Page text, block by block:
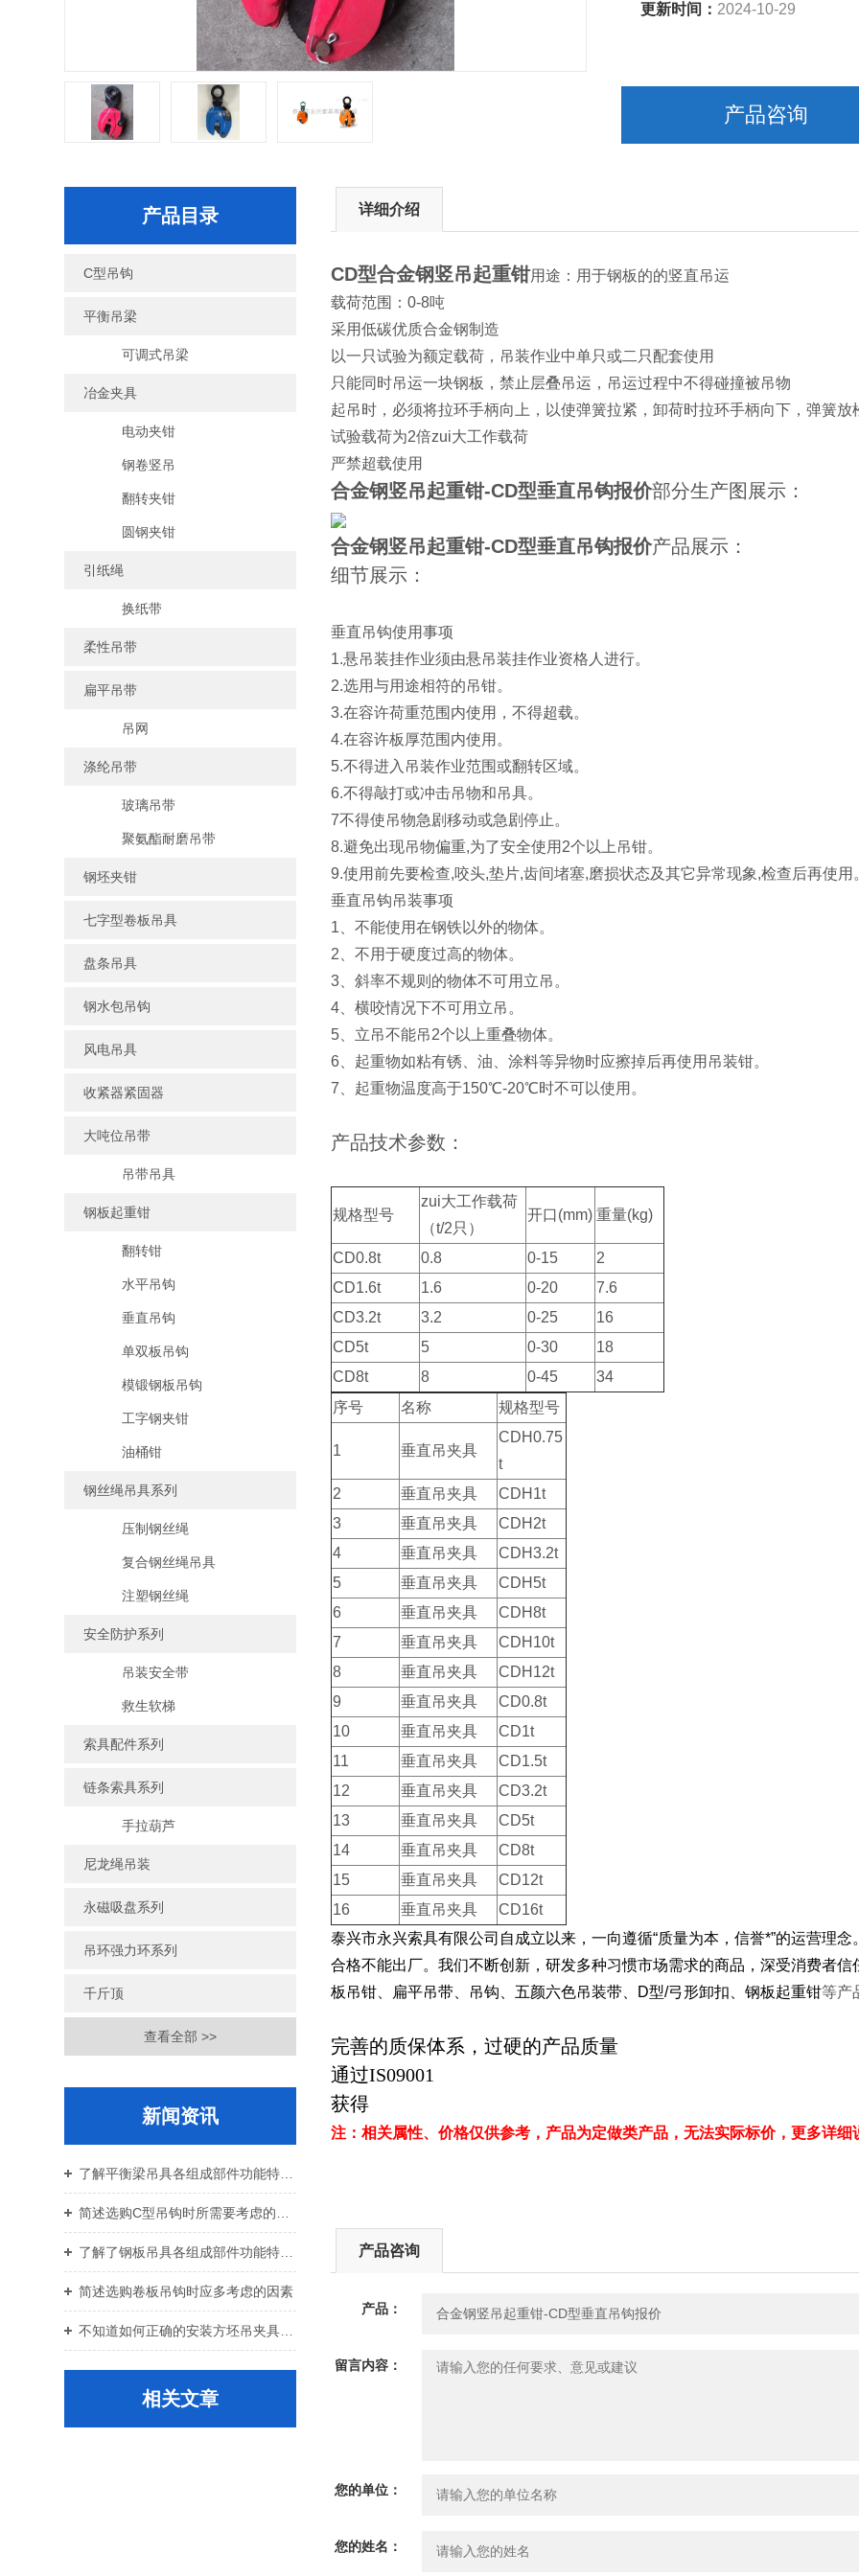
更新时间： 2024-10-29
产品咨询
产品目录
C型吊钩
平衡吊梁
可调式吊梁
冶金夹具
电动夹钳
钢卷竖吊
翻转夹钳
圆钢夹钳
引纸绳
换纸带
柔性吊带
扁平吊带
吊网
涤纶吊带
玻璃吊带
聚氨酯耐磨吊带
钢坯夹钳
七字型卷板吊具
盘条吊具
钢水包吊钩
风电吊具
收紧器紧固器
大吨位吊带
吊带吊具
钢板起重钳
翻转钳
水平吊钩
垂直吊钩
单双板吊钩
模锻钢板吊钩
工字钢夹钳
油桶钳
钢丝绳吊具系列
压制钢丝绳
复合钢丝绳吊具
注塑钢丝绳
安全防护系列
吊装安全带
救生软梯
索具配件系列
链条索具系列
手拉葫芦
尼龙绳吊装
永磁吸盘系列
吊环强力环系列
千斤顶
查看全部 >>
新闻资讯
简述选购卷板吊钩时应多考虑的因素
相关文章
详细介绍
CD型合金钢竖吊起重钳用途：用于钢板的的竖直吊运
载荷范围：0-8吨
采用低碳优质合金钢制造
以一只试验为额定载荷，吊装作业中单只或二只配套使用
只能同时吊运一块钢板，禁止层叠吊运，吊运过程中不得碰撞被吊物
起吊时，必须将拉环手柄向上，以使弹簧拉紧，卸荷时拉环手柄向下，弹簧
试验载荷为2倍zui大工作载荷
严禁超载使用
合金钢竖吊起重钳-CD型垂直吊钩报价部分生产图展示：
合金钢竖吊起重钳-CD型垂直吊钩报价产品展示：
细节展示：
垂直吊钩使用事项
1.悬吊装挂作业须由悬吊装挂作业资格人进行。
2.选用与用途相符的吊钳。
3.在容许荷重范围内使用，不得超载。
4.在容许板厚范围内使用。
5.不得进入吊装作业范围或翻转区域。
6.不得敲打或冲击吊物和吊具。
7不得使吊物急剧移动或急剧停止。
8.避免出现吊物偏重,为了安全使用2个以上吊钳。
9.使用前先要检查,咬头,垫片,齿间堵塞,磨损状态及其它异常现象,检查后再使用
垂直吊钩吊装事项
1、不能使用在钢铁以外的物体。
2、不用于硬度过高的物体。
3、斜率不规则的物体不可用立吊。
4、横咬情况下不可用立吊。
5、立吊不能吊2个以上重叠物体。
6、起重物如粘有锈、油、涂料等异物时应擦掉后再使用吊装钳。
7、起重物温度高于150℃-20℃时不可以使用。
产品技术参数：
规格型号
zui大工作载荷
（t/2只）
开口(mm) 重量(kg)
CD0.8t 0.8 0-15
2
CD1.6t
1.6 0-20
7.6
CD3.2t
3.2 0-25
16
CD5t
5 0-30
18
CD8t
8 0-45
34
序号
名称 规格型号
1 垂直吊夹具
CDH0.75
t
2
垂直吊夹具
CDH1t
3
垂直吊夹具
CDH2t
4
垂直吊夹具
CDH3.2t
5
垂直吊夹具
CDH5t
6
垂直吊夹具
CDH8t
7
垂直吊夹具
CDH10t
8
垂直吊夹具
CDH12t
9
垂直吊夹具
CD0.8t
10
垂直吊夹具
CD1t
11
垂直吊夹具
CD1.5t
12
垂直吊夹具
CD3.2t
13
垂直吊夹具
CD5t
14
垂直吊夹具
CD8t
15
垂直吊夹具
CD12t
16
垂直吊夹具
CD16t
泰兴市永兴索具有限公司自成立以来，一向遵循“质量为本，信誉*”的运营理
合格不能出厂。我们不断创新，研发多种习惯市场需求的商品，深受消费者信
板吊钳、扁平吊带、吊钩、五颜六色吊装带、D型/弓形卸扣、钢板起重钳等产
完善的质保体系，过硬的产品质量
通过IS09001
获得
注：相关属性、价格仅供参考，产品为定做类产品，无法实际标价，更多详
产品咨询
产品：
留言内容：
您的单位：
您的姓名：